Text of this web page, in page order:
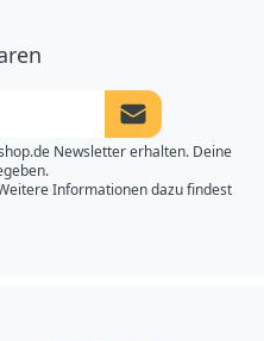
Newsletter
Newsletter erhalten. Deine
Informationen dazu findest